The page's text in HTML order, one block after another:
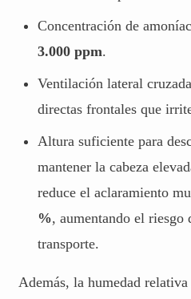
Concentración de
3.000 ppm.
Ventilación lateral
directas frontales que
Altura suficiente para
mantener la cabeza
reduce el aclaramiento
%, aumentando el riesgo
transporte.
Además, la humedad